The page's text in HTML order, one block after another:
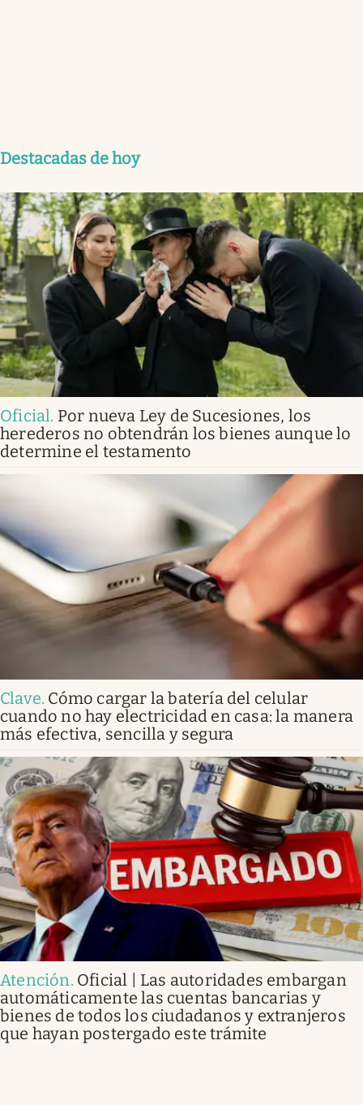
Destacadas de hoy
Oficial. Por nueva Ley de Sucesiones, los
herederos no obtendrán los bienes aunque lo
determine el testamento
Clave. Cómo cargar la batería del celular
cuando no hay electricidad en casa: la manera
más efectiva, sencilla y segura
Atención. Oficial | Las autoridades embargan
automáticamente las cuentas bancarias y
bienes de todos los ciudadanos y extranjeros
que hayan postergado este trámite